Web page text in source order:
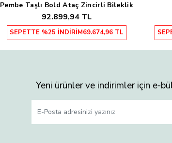
Sepete Ekle
Pembe Taşlı Bold Ataç Zincirli Bileklik
92.899,94 TL
SEPETTE %25 İNDİRİM69.674,96 TL
Yeni ürünler ve indirimler için e-